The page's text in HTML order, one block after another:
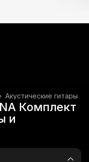
Акустические гитары
›
Комплект
и